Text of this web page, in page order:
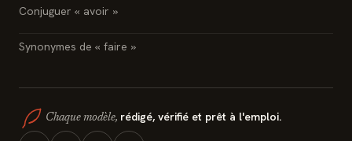
Conjuguer « avoir »
Synonymes de « faire »
Chaque modèle, rédigé, vérifié et prêt à l'emploi.